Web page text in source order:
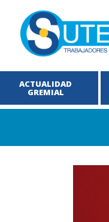
ACTUALIDAD
GREMIAL